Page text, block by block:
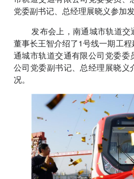
党委副书记、总经理展晓义参加发
发布会上，南通城市轨道交
董事长王智介绍了1号线一期工
通城市轨道交通有限公司党委委
公司党委副书记、总经理展晓义
况。